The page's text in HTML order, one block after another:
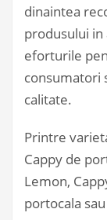
dinaintea
produsului in
eforturile
consumatori
calitate.
Printre
Cappy de
Lemon,
portocala